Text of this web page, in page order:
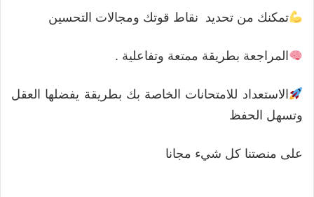
تمكنك من تحديد نقاط قوتك ومجالات التحسين
المراجعة بطريقة ممتعة وتفاعلية .
الاستعداد للامتحانات الخاصة بك بطريقة يفضلها العقل
وتسهل الحفظ
على منصتنا كل شيء مجانا